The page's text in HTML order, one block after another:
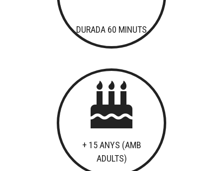
DURADA 60 MINUTS

+ 15 ANYS (AMB
ADULTS)